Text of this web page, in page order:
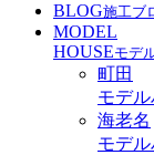
BLOG施工ブ
MODEL
HOUSEモデ
町田
モデ
海老名
モデ